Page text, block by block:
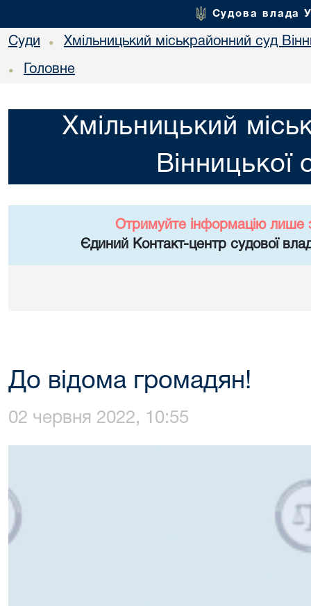
Судова влада
Суди • Хмільницький міськрайонний суд
• Головне
Хмільницький
Вінницької
Отримуйте інформацію лише
Єдиний Контакт-центр судової
До відома громадян!
02 червня 2022, 10:55